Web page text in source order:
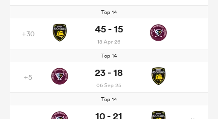
Top 14
+30 45 - 15
18 Apr 26
Top 14
+5 23 - 18
06 Sep 25
Top 14
10 - 21